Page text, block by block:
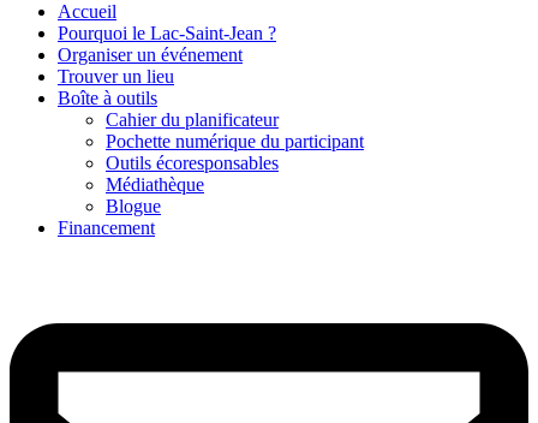
Accueil
Pourquoi le Lac-Saint-Jean ?
Organiser un événement
Trouver un lieu
Boîte à outils
Cahier du planificateur
Pochette numérique du participant
Outils écoresponsables
Médiathèque
Blogue
Financement